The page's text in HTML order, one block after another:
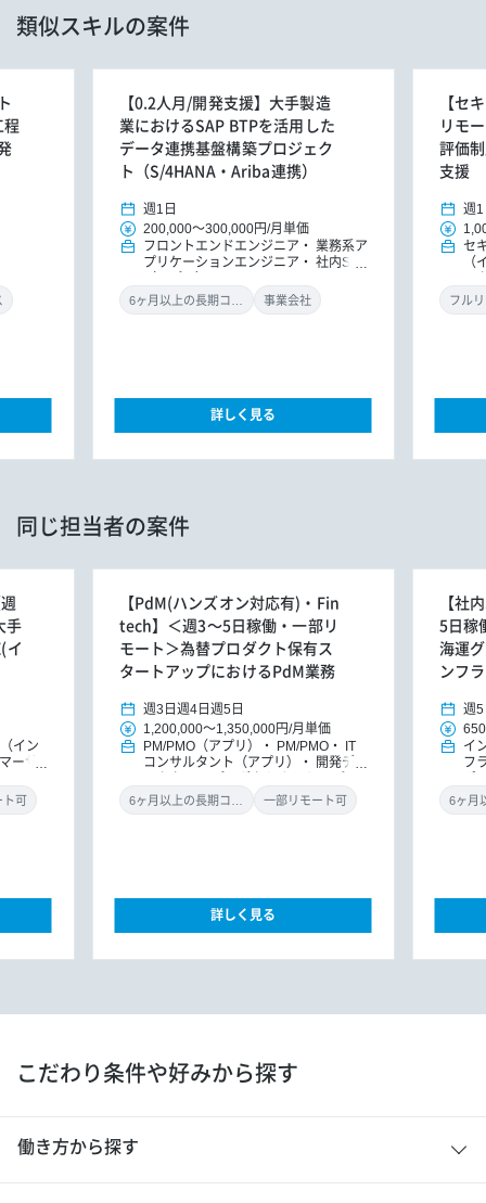
類似スキルの案件
程
【0.2人月/開発支援】大手製造
業におけるSAP BTPを活用した
データ連携基盤構築プロジェク
ト（S/4HANA・Ariba連携）
週1日
200,000～300,000円/月単価
フロントエンドエンジニア
業務系ア
プリケーションエンジニア
社内SE
事業会社
詳しく見る
【セ
リモ
評価
支援
週1
セ
（
ン
フル
同じ担当者の案件
手
イ
イン
ーサ
ト可
【PdM(ハンズオン対応有)・Fin
tech】＜週3～5日稼働・一部リ
モート＞為替プロダクト保有ス
タートアップにおけるPdM業務
週3日 週4日 週5日
1,200,000～1,350,000円/月単価
PM/PMO（アプリ）
PM/PMO
IT
コンサルタント（アプリ）
開発ディ
ダクトマネジャー
一部リモート可
詳しく見る
【社
5日稼
海運
ンフ
週5
イ
フ
こだわり条件や好みから探す
働き方から探す